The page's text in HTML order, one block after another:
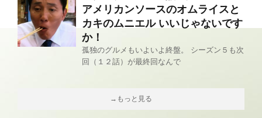
アメリカンソースのオムライスと
カキのムニエル いいじゃないです
か！
孤独のグルメもいよいよ終盤。 シーズン５も次
回（１２話）が最終回なんで
→もっと見る